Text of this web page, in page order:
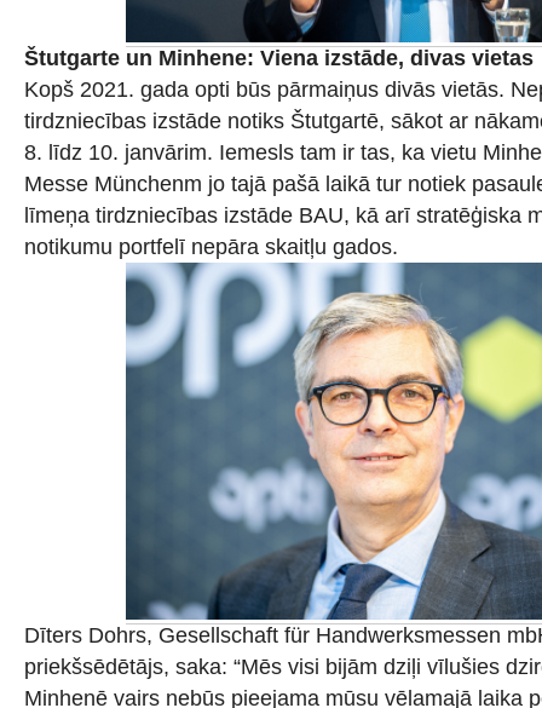
Štutgarte un Minhene: Viena izstāde, divas vietas
Kopš 2021. gada opti būs pārmaiņus divās vietās.
tirdzniecības izstāde notiks Štutgartē, sākot ar
8. līdz 10. janvārim. Iemesls tam ir tas, ka vietu
Messe Münchenm jo tajā pašā laikā tur notiek
līmeņa tirdzniecības izstāde BAU, kā arī stratēģiska
notikumu portfelī nepāra skaitļu gados.
Dīters Dohrs, Gesellschaft für Handwerksmessen
priekšsēdētājs, saka: “Mēs visi bijām dziļi vīlušies
Minhenē vairs nebūs pieejama mūsu vēlamajā laika